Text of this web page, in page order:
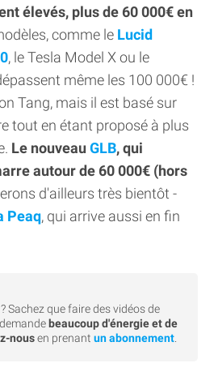
élevés, plus de 60 000€ en
comme le Lucid
, le Tesla Model X ou le
même les 100 000€ !
Tang, mais il est basé sur
tout en étant proposé à plus
Le nouveau GLB, qui
autour de 60 000€ (hors
d'ailleurs très bientôt -
Peaq, qui arrive aussi en fin
Sachez que faire des vidéos de
beaucoup d'énergie et de
nousen prenant un abonnement